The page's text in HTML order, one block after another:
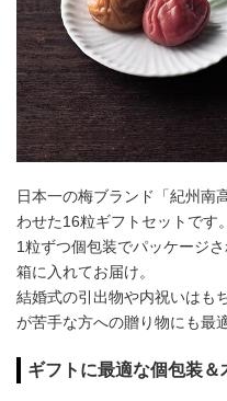
日本一の梅ブランド「紀州南
わせた16粒ギフトセットです。
1粒ずつ個包装でパッケージ
箱に入れてお届け。
結婚式の引出物や内祝いはも
が苦手な方への贈り物にも最
ギフトに最適な個包装＆